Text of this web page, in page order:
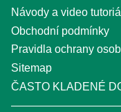
Návody a video
Obchodní podmínky
Pravidla ochrany
Sitemap
ČASTO KLADENÉ